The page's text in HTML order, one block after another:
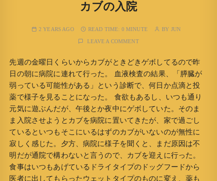
カブの入院
2 YEARS AGO READ TIME: 0 MINUTE BY JUN
LEAVE A COMMENT
先週の金曜日くらいからカブがときどきゲボしてるので昨
日の朝に病院に連れて行った。 血液検査の結果、「膵臓が
弱っている可能性がある」という診断で、何日か点滴と投
薬で様子を見ることになった。 食欲もあるし、いつも通り
元気に遊ぶんだが、午後とか夜中にゲボしていた。そのま
ま入院させようとカブを病院に置いてきたが、家で過ごし
ているといつもそこにいるはずのカブがいないのが無性に
寂しく感じた。夕方、病院に様子を聞くと、まだ原因は不
明だが通院で構わないと言うので、カブを迎えに行った。
食事はいつもあげているドライタイプのドッグフードから
医者に出してもらったウェットタイプのものに変え、薬も